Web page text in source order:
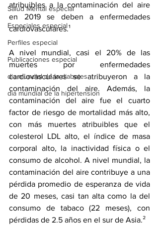
Salud Mental especial
Especiales especial
Perfiles especial
Publicaciones especial
dia mundial de la diabetes
dia mundial de la hipertension
atribuibles a la contaminación del aire
en 2019 se deben a enfermedades
cardiovasculares.¹
A nivel mundial, casi el 20% de las
muertes por enfermedades
cardiovasculares se atribuyeron a la
contaminación del aire. Además, la
contaminación del aire fue el cuarto
factor de riesgo de mortalidad más alto,
con más muertes atribuibles que el
colesterol LDL alto, el índice de masa
corporal alto, la inactividad física o el
consumo de alcohol. A nivel mundial, la
contaminación del aire contribuye a una
pérdida promedio de esperanza de vida
de 20 meses, casi tan alta como la del
consumo de tabaco (22 meses), con
pérdidas de 2.5 años en el sur de Asia.²